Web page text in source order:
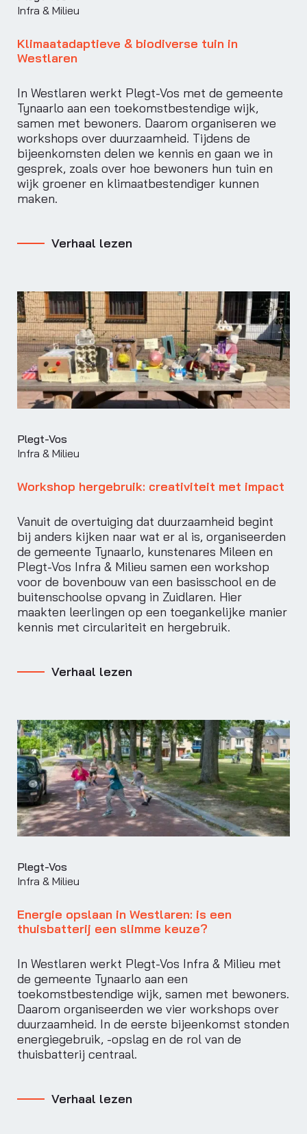
Infra & Milieu
Klimaatadaptieve & biodiverse tuin in
Westlaren
In Westlaren werkt Plegt-Vos met de gemeente
Tynaarlo aan een toekomstbestendige wijk,
samen met bewoners. Daarom organiseren we
workshops over duurzaamheid. Tijdens de
bijeenkomsten delen we kennis en gaan we in
gesprek, zoals over hoe bewoners hun tuin en
wijk groener en klimaatbestendiger kunnen
maken.
Verhaal lezen
Plegt-Vos
Infra & Milieu
Workshop hergebruik: creativiteit met impact
Vanuit de overtuiging dat duurzaamheid begint
bij anders kijken naar wat er al is, organiseerden
de gemeente Tynaarlo, kunstenares Mileen en
Plegt-Vos Infra & Milieu samen een workshop
voor de bovenbouw van een basisschool en de
buitenschoolse opvang in Zuidlaren. Hier
maakten leerlingen op een toegankelijke manier
kennis met circulariteit en hergebruik.
Verhaal lezen
Plegt-Vos
Infra & Milieu
Energie opslaan in Westlaren: is een
thuisbatterij een slimme keuze?
In Westlaren werkt Plegt-Vos Infra & Milieu met
de gemeente Tynaarlo aan een
toekomstbestendige wijk, samen met bewoners.
Daarom organiseerden we vier workshops over
duurzaamheid. In de eerste bijeenkomst stonden
energiegebruik, -opslag en de rol van de
thuisbatterij centraal.
Verhaal lezen